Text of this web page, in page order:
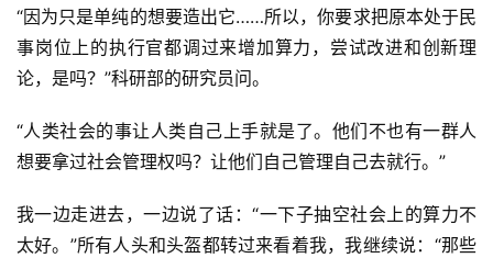
“因为只是单纯的想要造出它……所以，你要求把原本处于民
事岗位上的执行官都调过来增加算力，尝试改进和创新理
论，是吗？”科研部的研究员问。
“人类社会的事让人类自己上手就是了。他们不也有一群人
想要拿过社会管理权吗？让他们自己管理自己去就行。”
我一边走进去，一边说了话：“一下子抽空社会上的算力不
太好。”所有人头和头盔都转过来看着我，我继续说：“那些